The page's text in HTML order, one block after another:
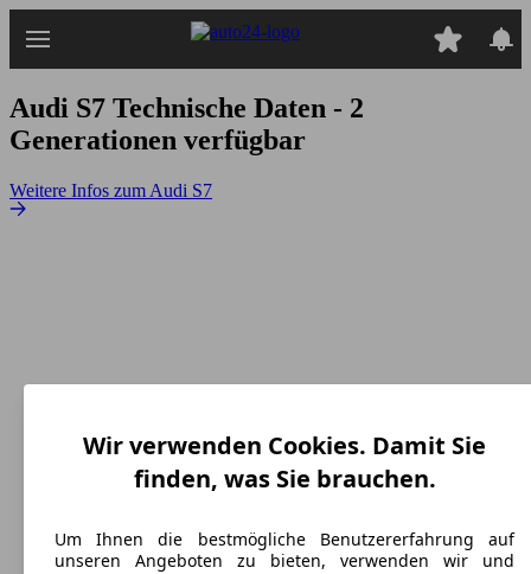
Hauptinhalt
Audi S7 Technische Daten - 2
Generationen verfügbar
Weitere Infos zum Audi S7
Audi A7 Sportback Diesel Seit 2018)
Wir verwenden Cookies. Damit Sie
finden, was Sie brauchen.
Um Ihnen die bestmögliche Benutzererfahrung auf
unseren Angeboten zu bieten, verwenden wir und